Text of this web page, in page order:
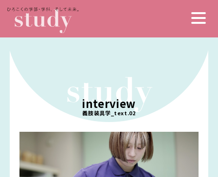
ヒロコクについて
保健医療学部
ヒロコクのひとびと
わたしの居場所
広島県の魅力
私の1日とかばんの中身
活発なクラブ&サークル
学生食堂メニュー
学生寮・一人暮らし
卒業生インタビュー
interview
義肢装具学_text.02